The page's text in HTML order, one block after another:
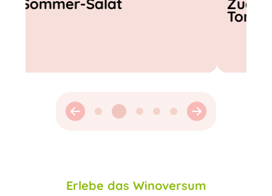
Zucchini-Frittata mit
Erlebe das Winoversum